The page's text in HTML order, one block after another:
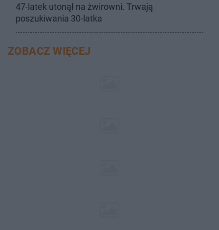
47-latek utonął na żwirowni. Trwają
poszukiwania 30-latka
ZOBACZ WIĘCEJ